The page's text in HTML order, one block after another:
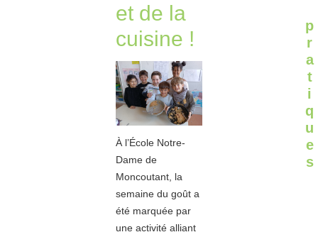
p
r
a
t
i
q
u
e
s
et de la
cuisine !
À l’École Notre-
Dame de
Moncoutant, la
semaine du goût a
été marquée par
une activité alliant